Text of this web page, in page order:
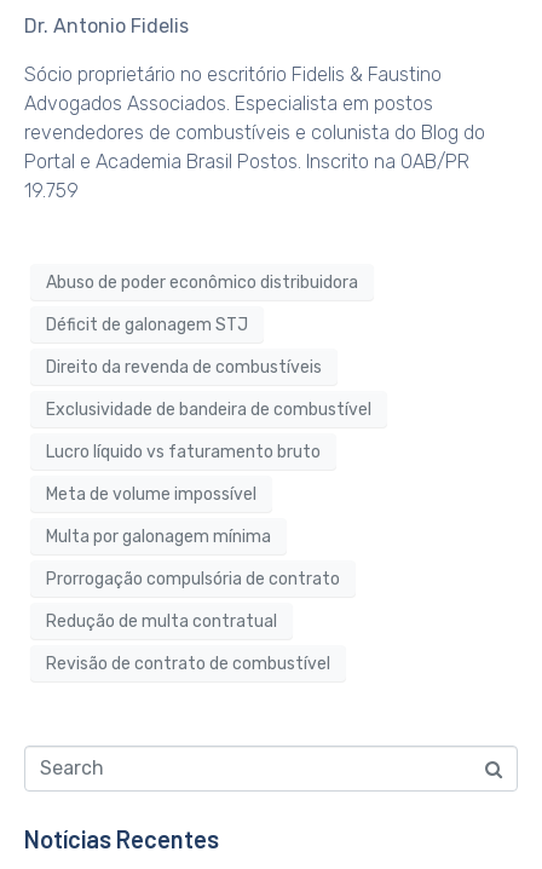
Dr. Antonio Fidelis
Sócio proprietário no escritório Fidelis & Faustino
Advogados Associados. Especialista em postos
revendedores de combustíveis e colunista do Blog do
Portal e Academia Brasil Postos. Inscrito na OAB/PR
19.759
Abuso de poder econômico distribuidora
Déficit de galonagem STJ
Direito da revenda de combustíveis
Exclusividade de bandeira de combustível
Lucro líquido vs faturamento bruto
Meta de volume impossível
Multa por galonagem mínima
Prorrogação compulsória de contrato
Redução de multa contratual
Revisão de contrato de combustível
Notícias Recentes